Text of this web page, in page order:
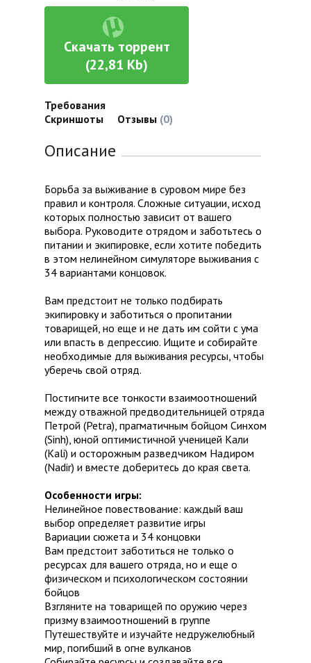
Скачать торрент
(22,81 Kb)
Требования
Скриншоты
Отзывы (0)
Описание
Борьба за выживание в суровом мире без
правил и контроля. Сложные ситуации, исход
которых полностью зависит от вашего
выбора. Руководите отрядом и заботьтесь о
питании и экипировке, если хотите победить
в этом нелинейном симуляторе выживания с
34 вариантами концовок.
Вам предстоит не только подбирать
экипировку и заботиться о пропитании
товарищей, но еще и не дать им сойти с ума
или впасть в депрессию. Ищите и собирайте
необходимые для выживания ресурсы, чтобы
уберечь свой отряд.
Постигните все тонкости взаимоотношений
между отважной предводительницей отряда
Петрой (Petra), прагматичным бойцом Синхом
(Sinh), юной оптимистичной ученицей Кали
(Kali) и осторожным разведчиком Надиром
(Nadir) и вместе доберитесь до края света.
Особенности игры:
Нелинейное повествование: каждый ваш
выбор определяет развитие игры
Вариации сюжета и 34 концовки
Вам предстоит заботиться не только о
ресурсах для вашего отряда, но и еще о
физическом и психологическом состоянии
бойцов
Взгляните на товарищей по оружию через
призму взаимоотношений в группе
Путешествуйте и изучайте недружелюбный
мир, погибший в огне вулканов